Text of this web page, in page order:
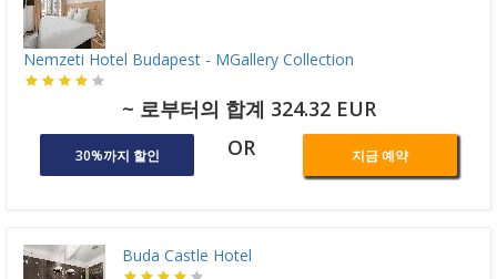
Nemzeti Hotel Budapest - MGallery Collection
~ 로부터의 합계 324.32 EUR
30%까지 할인 OR 지금 예약
Buda Castle Hotel